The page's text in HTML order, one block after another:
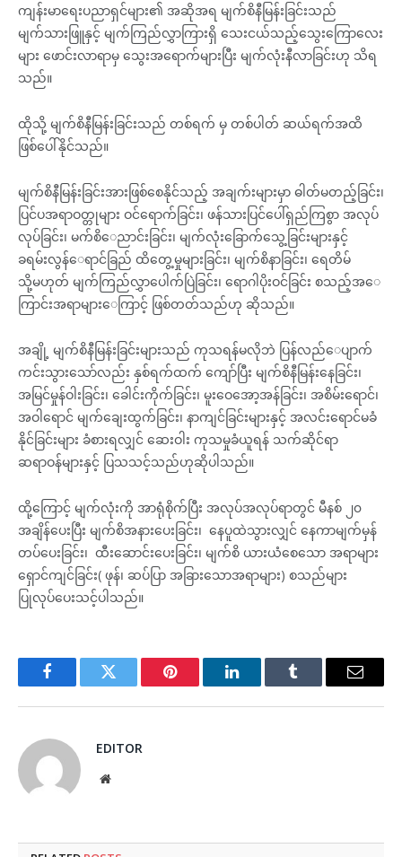
ကျန်းမာရေးပညာရှင်များ၏ အဆိုအရ မျက်စိနီမြန်းခြင်းသည်
မျက်သားဖြူနှင့် မျက်ကြည်လွှာကြားရှိ သေးငယ်သည့်သွေးကြောလေး
များ ဖောင်းလာရာမှ သွေးအရောက်များပြီး မျက်လုံးနီလာခြင်းဟု သိရ
သည်။
ထိုသို့ မျက်စိနီမြန်းခြင်းသည် တစ်ရက် မှ တစ်ပါတ် ဆယ်ရက်အထိ
ဖြစ်ပေါ်နိုင်သည်။
မျက်စိနီမြန်းခြင်းအားဖြစ်စေနိုင်သည့် အချက်းများမှာ ဓါတ်မတည့်ခြင်း၊
ပြင်ပအရာဝတ္တုများ ဝင်ရောက်ခြင်း၊ ဖန်သားပြင်ပေါ်ရှည်ကြစွာ အလုပ်
လုပ်ခြင်း၊ မက်စိ‌ေညာင်းခြင်း၊ မျက်လုံးခြောက်သွေ့ခြင်းများနှင့်
ခရမ်းလွန်‌ေရာင်ခြည် ထိတွေ့မှုများခြင်း၊ မျက်စိနာခြင်း၊ ရေတိမ်
သို့မဟုတ် မျက်ကြည်လွှာပေါက်ပြဲခြင်း၊ ရောဂါပိုးဝင်ခြင်း စသည့်အ‌ေ
ကြာင်းအရာများ‌ေကြာင့် ဖြစ်တတ်သည်ဟု ဆိုသည်။
အချို့ မျက်စိ‌နီမြန်းခြင်းများသည် ကုသရန်မလိုဘဲ ပြန်လည်‌ေပျာက်
ကင်းသွားသော်လည်း နှစ်ရက်ထက် ကျော်ပြီး မျက်စိနီမြန်းနေခြင်း၊
အမြင်မှုန်ဝါးခြင်း၊ ခေါင်းကိုက်ခြင်း၊ မူးဝေအော့အန်ခြင်း၊ အစိမ်းရောင်၊
အဝါရောင် မျက်ချေးထွက်ခြင်း၊ နာကျင်ခြင်းများနှင့် အလင်းရောင်မခံ
နိုင်ခြင်းများ ခံစားရလျှင် ဆေးဝါး ကုသမှုခံယူရန် သက်ဆိုင်ရာ
ဆရာဝန်များနှင့် ပြသသင့်သည်ဟုဆိုပါသည်။
ထို့ကြောင့် မျက်လုံးကို အာရုံစိုက်ပြီး အလုပ်အလုပ်ရာတွင် မီနစ် ၂၀
အချိန်ပေးပြီး မျက်စိအနားပေးခြင်း၊ နေပူထဲသွားလျှင် နေကာမျက်မှန်
တပ်ပေးခြင်း၊ ထီးဆောင်းပေးခြင်း၊ မျက်စိ ယားယံစေသော အရာများ
ရှောင်ကျင်ခြင်း( ဖုန်၊ ဆပ်ပြာ အခြားသောအရာများ) စသည်များ
ပြုလုပ်ပေးသင့်ပါသည်။
FacebookTwitter Pinterest LinkedInTumblr Email
EDITOR
Website